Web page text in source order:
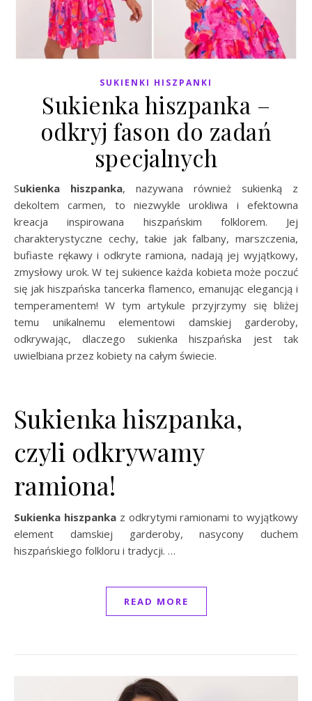
SUKIENKI HISZPANKI
Sukienka hiszpanka –
odkryj fason do zadań
specjalnych
Sukienka hiszpanka, nazywana również sukienką z
dekoltem carmen, to niezwykle urokliwa i efektowna
kreacja inspirowana hiszpańskim folklorem. Jej
charakterystyczne cechy, takie jak falbany, marszczenia,
bufiaste rękawy i odkryte ramiona, nadają jej wyjątkowy,
zmysłowy urok. W tej sukience każda kobieta może poczuć
się jak hiszpańska tancerka flamenco, emanując elegancją i
temperamentem! W tym artykule przyjrzymy się bliżej
temu unikalnemu elementowi damskiej garderoby,
odkrywając, dlaczego sukienka hiszpańska jest tak
uwielbiana przez kobiety na całym świecie.
Sukienka hiszpanka,
czyli odkrywamy
ramiona!
Sukienka hiszpankaz odkrytymi ramionami to wyjątkowy
element damskiej garderoby, nasycony duchem
hiszpańskiego folkloru i tradycji. …
READ MORE